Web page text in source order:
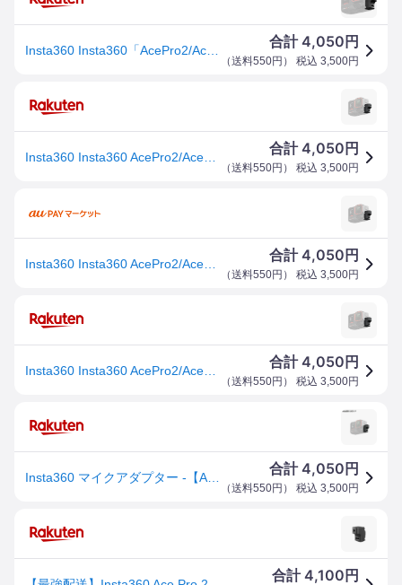
合計4,050 円
（送料550円 ） 税込 3,500円
合計4,050 円
（送料550円 ） 税込 3,500円
合計4,050 円
（送料550円 ） 税込 3,500円
合計4,050 円
（送料550円 ） 税込 3,500円
合計4,050 円
（送料550円 ） 税込 3,500円
合計4,100 円